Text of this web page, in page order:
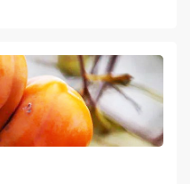
品。这款汤圆自推出以来